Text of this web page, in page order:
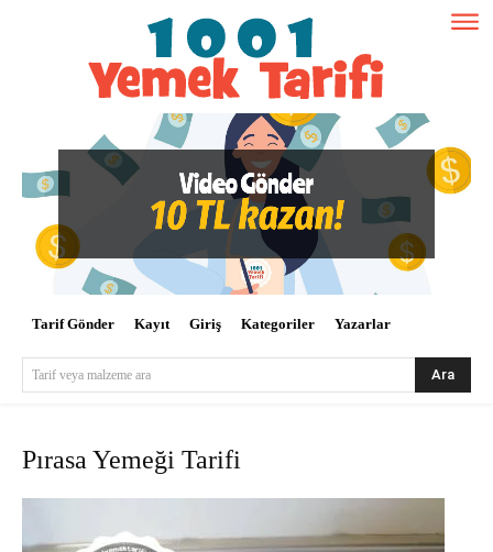
Tarif Gönder Kayıt Giriş Kategoriler Yazarlar
Tarif veya malzeme ara Ara
Pırasa Yemeği Tarifi